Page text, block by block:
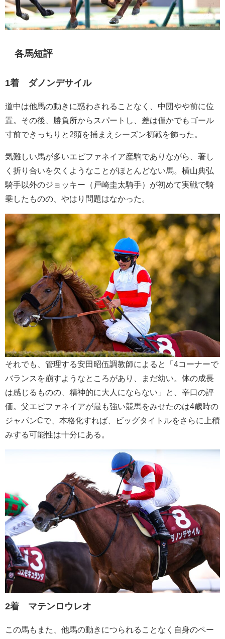
各馬短評
1着 ダノンデサイル
道中は他馬の動きに惑わされることなく、中団やや前に位
置。その後、勝負所からスパートし、差は僅かでもゴール
寸前できっちりと2頭を捕まえシーズン初戦を飾った。
気難しい馬が多いエピファネイア産駒でありながら、著し
く折り合いを欠くようなことがほとんどない馬。横山典弘
騎手以外のジョッキー（戸崎圭太騎手）が初めて実戦で騎
乗したものの、やはり問題はなかった。
それでも、管理する安田昭伍調教師によると「4コーナーで
バランスを崩すようなところがあり、まだ幼い。体の成長
は感じるものの、精神的に大人にならない」と、辛口の評
価。父エピファネイアが最も強い競馬をみせたのは4歳時の
ジャパンCで、本格化すれば、ビッグタイトルをさらに上積
みする可能性は十分にある。
2着 マテンロウレオ
この馬もまた、他馬の動きにつられることなく自身のペー